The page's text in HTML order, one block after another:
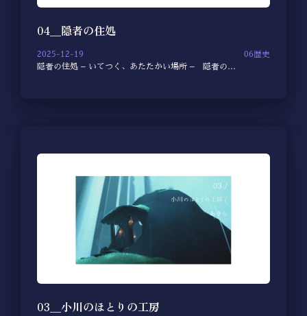
04＿隠者の住処
2025-12-19
06歴史
隠者の住処 – いてつく、あたたかい場所 – 隠者の…
03＿小川のほとりの工房